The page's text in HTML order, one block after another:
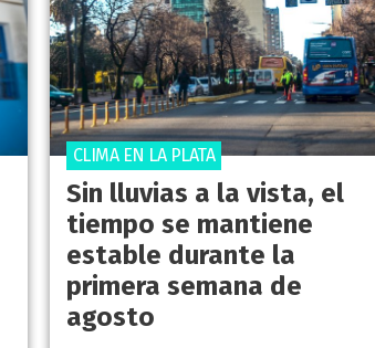
Sin lluvias a la vista, el
tiempo se mantiene
estable durante la
primera semana de
agosto
CLIMA EN LA PLATA